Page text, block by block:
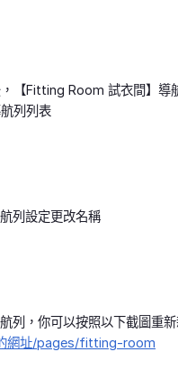
【Fitting Room 試衣間】導
列列表
列設定更改名稱
列，你可以按照以下截圖重
網址/pages/fitting-room